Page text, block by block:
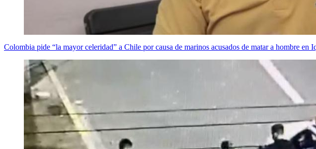
Colombia pide “la mayor celeridad” a Chile por causa de marinos acusados de matar a hombre en